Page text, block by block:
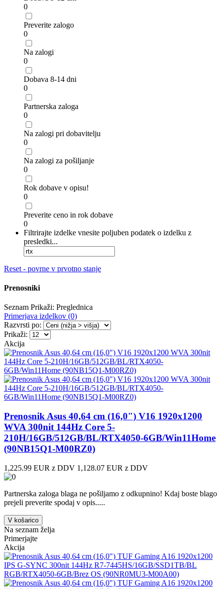
0
Preverite zalogo
0
Na zalogi
0
Dobava 8-14 dni
0
Partnerska zaloga
0
Na zalogi pri dobavitelju
0
Na zalogi za pošiljanje
0
Rok dobave v opisu!
0
Preverite ceno in rok dobave
0
Filtrirajte izdelke vnesite poljuben podatek o izdelku z
presledki...
Reset - povrne v prvotno stanje
Prenosniki
Seznam Prikaži: Preglednica
Primerjava izdelkov (0)
Razvrsti po:
Prikaži:
Akcija
Prenosnik Asus 40,64 cm (16,0") V16 1920x1200
WVA 300nit 144Hz Core 5-
210H/16GB/512GB/BL/RTX4050-6GB/Win11Home
(90NB15Q1-M00RZ0)
1,225.99 EUR z DDV 1,128.07 EUR z DDV
Partnerska zaloga blaga ne pošiljamo z odkupnino! ​Kdaj boste blago
prejeli preverite spodaj v opis.....
V košarico
Na seznam želja
Primerjajte
Akcija